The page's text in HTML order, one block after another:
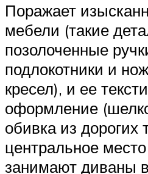
Поражает
мебели (такие
позолоченные
подлокотники и
кресел), и ее
оформление
обивка из дорогих
центральное
занимают диваны